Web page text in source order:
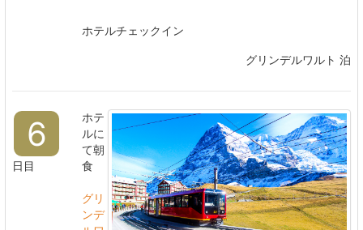
ホテルチェックイン
グリンデルワルト 泊
6
日目
ホテ
ルに
て朝
食
グリ
ンデ